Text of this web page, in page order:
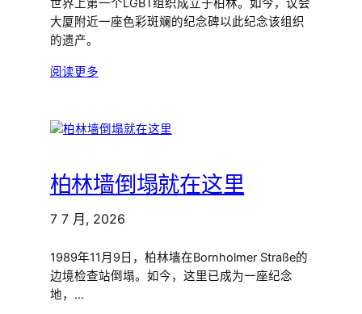
世界上第一个LGBT组织成立于柏林。如今，议会
大厦附近一座色彩斑斓的纪念碑以此纪念该组织
的遗产。
阅读更多
柏林墙倒塌就在这里
7 7 月, 2026
1989年11月9日，柏林墙在Bornholmer Straße的
边境检查站倒塌。如今，这里已成为一座纪念
地，…